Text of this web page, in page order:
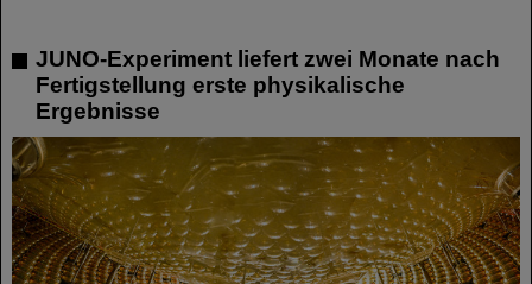
JUNO-Experiment liefert zwei Monate nach
Fertigstellung erste physikalische
Ergebnisse